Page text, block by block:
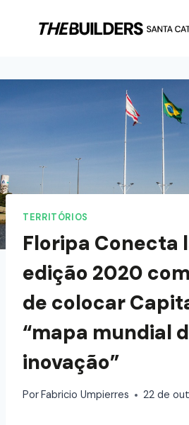
TERRITÓRIOS
Floripa Conecta
edição 2020
de colocar
“mapa mundial
inovação”
PorFabricio Umpierres 22 de